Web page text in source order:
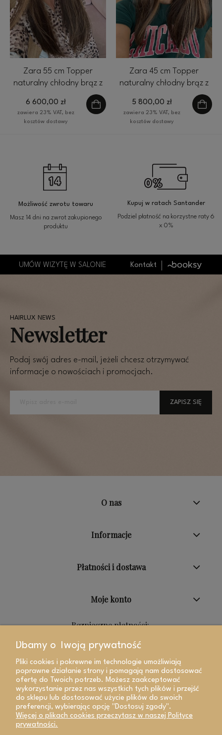
Zara 55 cm Topper
naturalny chłodny brąz z
6 600,00 zł
zawiera 23% VAT, bez
kosztów dostawy
Zara 45 cm Topper
naturalny chłodny brąz z
5 800,00 zł
zawiera 23% VAT, bez
kosztów dostawy
Możliwość zwrotu towaru
Masz 14 dni na zwrot zakupionego
produktu
Kupuj w ratach Santander
Podziel płatność na korzystne raty 6
x 0%
UMÓW WIZYTĘ W SALONIE Kontakt
Newsletter
Podaj swój adres e-mail, jeżeli chcesz otrzymywać
informacje o nowościach i promocjach.
ZAPISZ SIĘ
O nas
Informacje
Płatności i dostawa
Moje konto
Bezpieczne płatności:
Dbamy o Twoją prywatność
Pliki cookies i pokrewne im technologie umożliwiają
poprawne działanie strony i pomagają nam dostosować
ofertę do Twoich potrzeb. Możesz zaakceptować
wykorzystanie przez nas wszystkich tych plików i przejść
do sklepu lub dostosować użycie plików do swoich
preferencji, wybierając opcję "Dostosuj zgody".
Więcej o plikach cookies przeczytasz w naszej Polityce
prywatności.